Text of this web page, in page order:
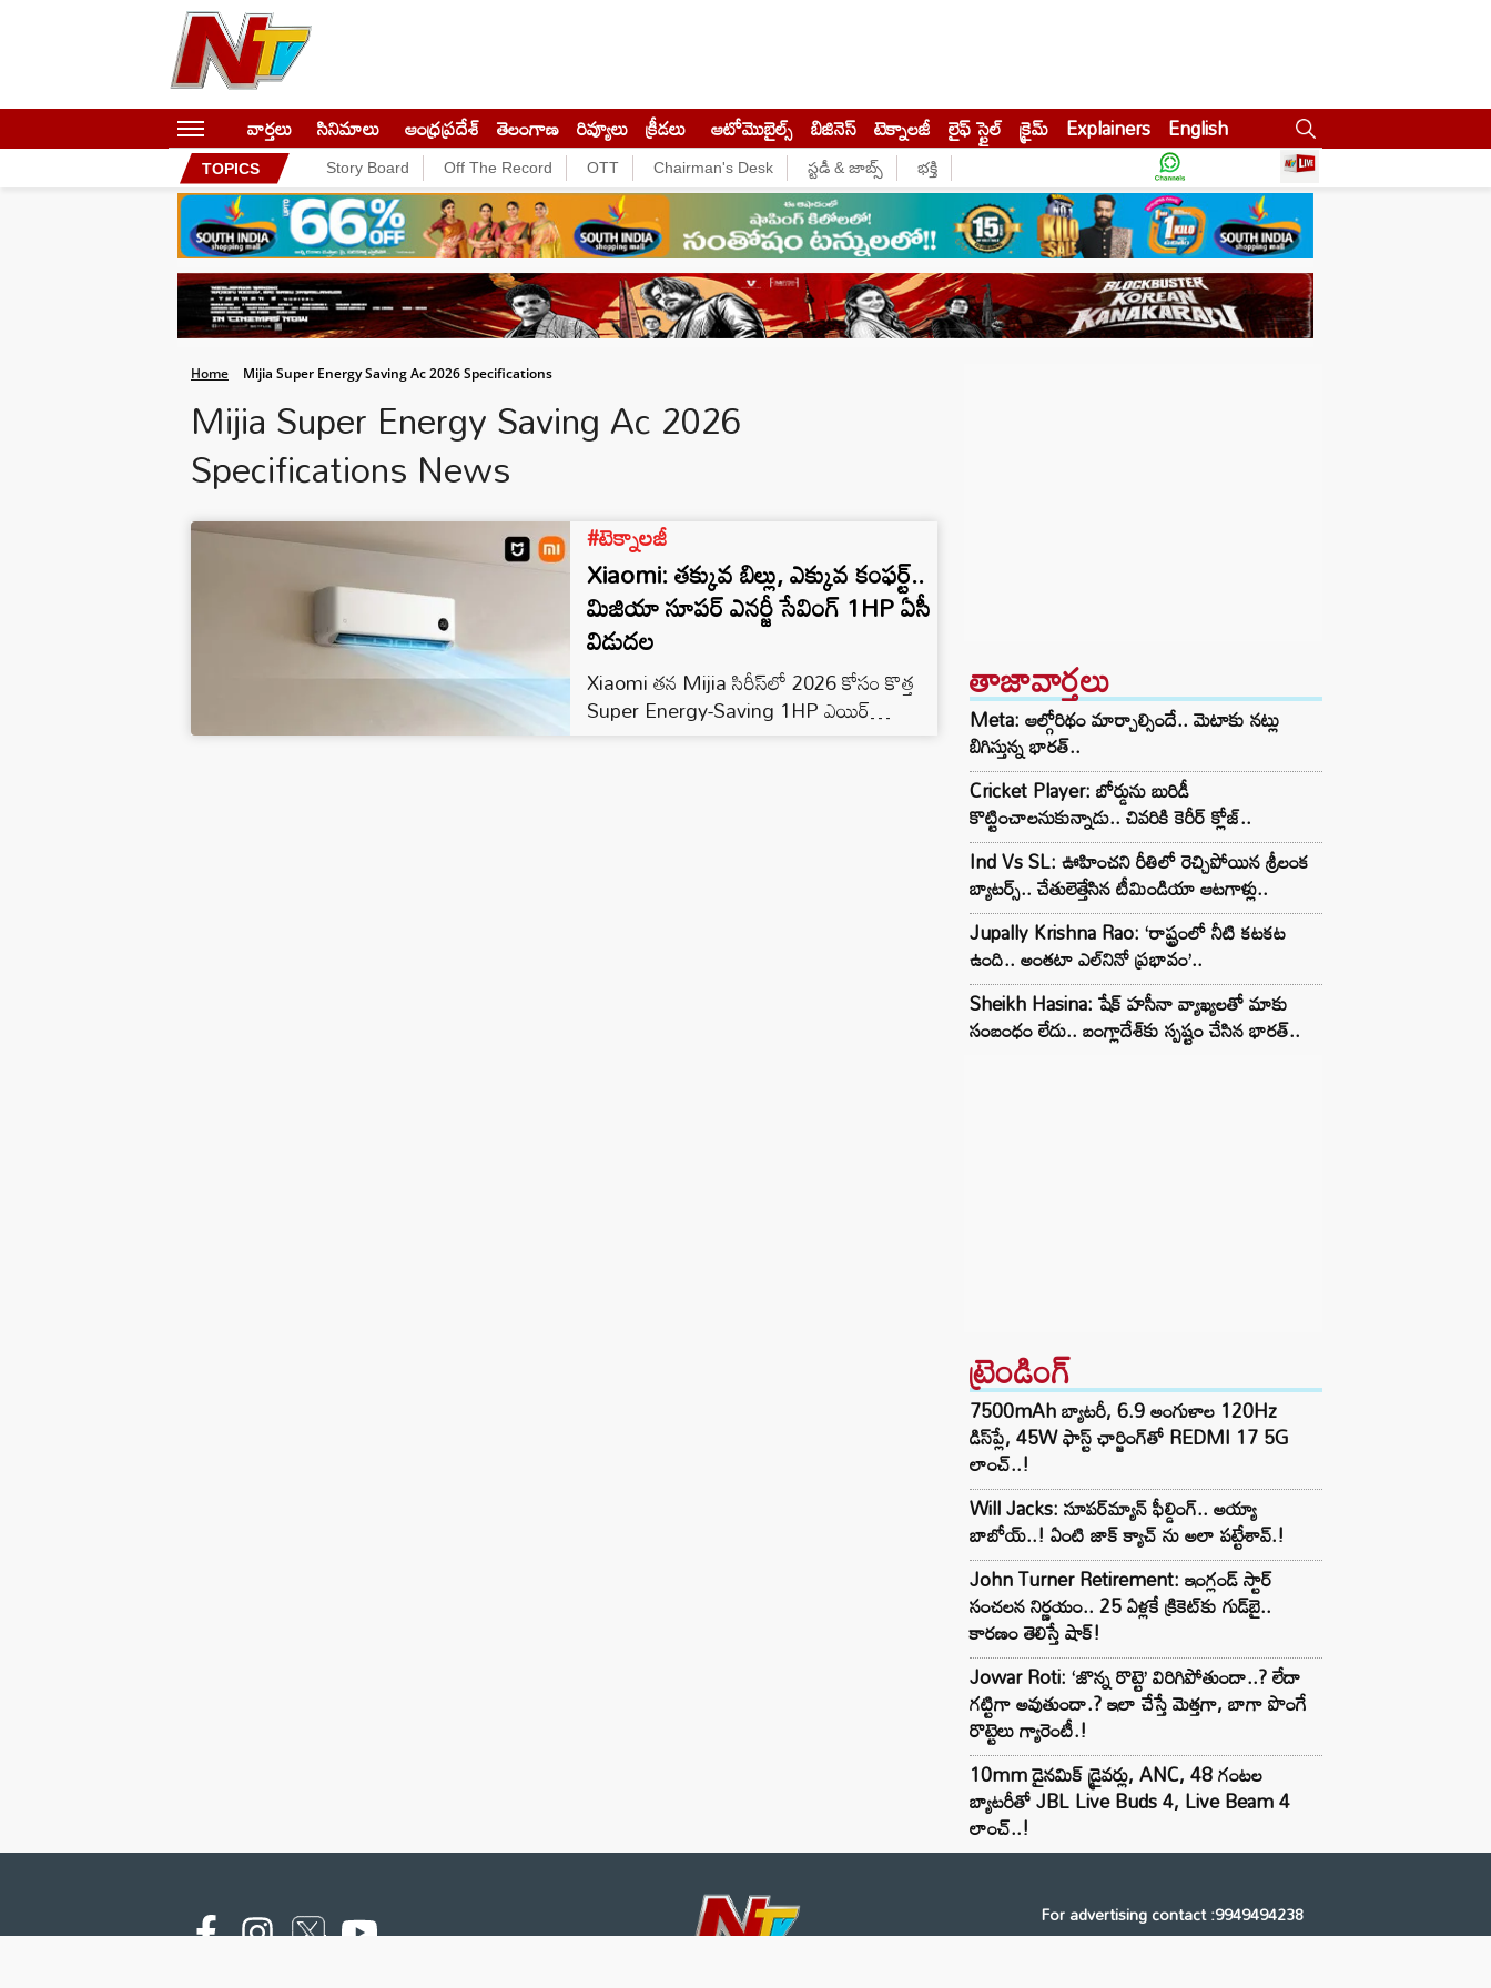
వార్తలు సినిమాలు ఆంధ్రప్రదేశ్ తెలంగాణ రివ్యూలు క్రీడలు ఆటోమొబైల్స్ బిజినెస్‌ టెక్నాలజీ లైఫ్ స్టైల్ క్రైమ్ Explainers English
TOPICS Story Board Off The Record OTT Chairman's Desk స్టడీ & జాబ్స్ భక్తి
Home Mijia Super Energy Saving Ac 2026 Specifications
Mijia Super Energy Saving Ac 2026
Specifications News
#టెక్నాలజీ
Xiaomi: తక్కువ బిల్లు, ఎక్కువ కంఫర్ట్..
మిజియా సూపర్ ఎనర్జీ సేవింగ్ 1HP ఏసీ
విడుదల
Xiaomi తన Mijia సిరీస్‌లో 2026 కోసం కొత్త
Super Energy-Saving 1HP ఎయిర్ తాజావార్తలు
Meta: ఆల్గోరిథం మార్చాల్సిందే.. మెటాకు నట్లు
బిగిస్తున్న భారత్..
Cricket Player: బోర్డును బురిడీ
కొట్టించాలనుకున్నాడు.. చివరికి కెరీర్ క్లోజ్..
Ind Vs SL: ఊహించని రీతిలో రెచ్చిపోయిన శ్రీలంక
బ్యాటర్స్.. చేతులెత్తేసిన టీమిండియా ఆటగాళ్లు..
Jupally Krishna Rao: ‘రాష్ట్రంలో నీటి కటకట
ఉంది.. అంతటా ఎల్‌నినో ప్రభావం’..
Sheikh Hasina: షేక్ హసీనా వ్యాఖ్యలతో మాకు
సంబంధం లేదు.. బంగ్లాదేశ్‌కు స్పష్టం చేసిన భారత్..
ట్రెండింగ్‌
7500mAh బ్యాటరీ, 6.9 అంగుళాల 120Hz
డిస్‌ప్లే, 45W ఫాస్ట్ ఛార్జింగ్‌తో REDMI 17 5G
లాంచ్..!
Will Jacks: సూపర్‌మ్యాన్ ఫీల్డింగ్.. అయ్యా
బాబోయ్..! ఏంటి జాక్ క్యాచ్ ను అలా పట్టేశావ్.!
John Turner Retirement: ఇంగ్లండ్ స్టార్
సంచలన నిర్ణయం.. 25 ఏళ్లకే క్రికెట్‌కు గుడ్‌బై..
కారణం తెలిస్తే షాక్!
Jowar Roti: ‘జొన్న రొట్టె’ విరిగిపోతుందా..? లేదా
గట్టిగా అవుతుందా.? ఇలా చేస్తే మెత్తగా, బాగా పొంగే
రొట్టెలు గ్యారెంటీ.!
10mm డైనమిక్ డ్రైవర్లు, ANC, 48 గంటల
బ్యాటరీతో JBL Live Buds 4, Live Beam 4
లాంచ్..!
For advertising contact :9949494238
Email: digital@ntvnetwork.com